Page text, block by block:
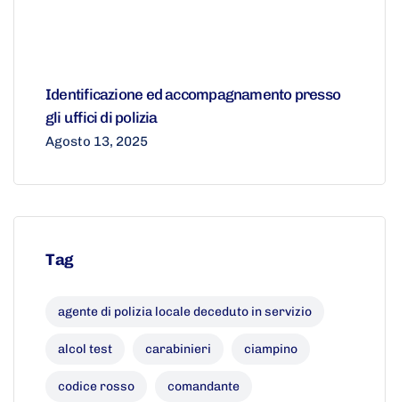
Identificazione ed accompagnamento presso
gli uffici di polizia
Agosto 13, 2025
Tag
agente di polizia locale deceduto in servizio
alcol test carabinieri ciampino
codice rosso comandante